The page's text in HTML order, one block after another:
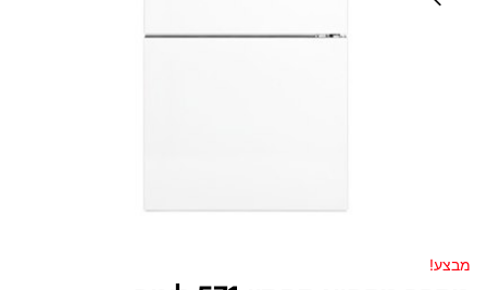
מבצע!